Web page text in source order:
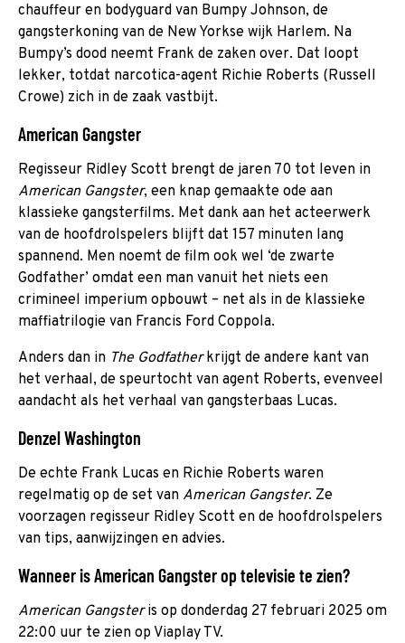
chauffeur en bodyguard van Bumpy Johnson, de
gangsterkoning van de New Yorkse wijk Harlem. Na
Bumpy’s dood neemt Frank de zaken over. Dat loopt
lekker, totdat narcotica-agent Richie Roberts (Russell
Crowe) zich in de zaak vastbijt.
American Gangster
Regisseur Ridley Scott brengt de jaren 70 tot leven in
American Gangster, een knap gemaakte ode aan
klassieke gangsterfilms. Met dank aan het acteerwerk
van de hoofdrolspelers blijft dat 157 minuten lang
spannend. Men noemt de film ook wel ‘de zwarte
Godfather’ omdat een man vanuit het niets een
crimineel imperium opbouwt – net als in de klassieke
maffiatrilogie van Francis Ford Coppola.
Anders dan in The Godfatherkrijgt de andere kant van
het verhaal, de speurtocht van agent Roberts, evenveel
aandacht als het verhaal van gangsterbaas Lucas.
Denzel Washington
De echte Frank Lucas en Richie Roberts waren
regelmatig op de set van American Gangster. Ze
voorzagen regisseur Ridley Scott en de hoofdrolspelers
van tips, aanwijzingen en advies.
Wanneer is American Gangster op televisie te zien?
American Gangsteris op donderdag 27 februari 2025 om
22:00 uur te zien op Viaplay TV.